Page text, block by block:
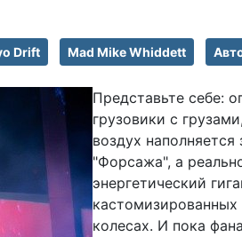
Drift Mad Mike Whiddett
Представьте себе:
грузовики с
воздух
"Форсажа", а
энергетический
колесах. И пока